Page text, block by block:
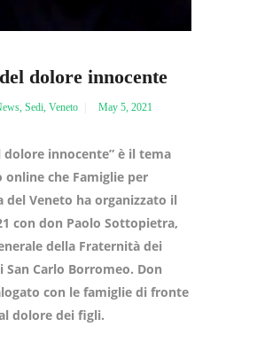
dolore innocente
Sedi Veneto May 5, 2021
dolore innocente” è il tema
online che Famiglie per
del Veneto ha organizzato il
con don Paolo Sottopietra,
della Fraternità dei
San Carlo Borromeo. Don
con le famiglie di fronte
dolore dei figli.